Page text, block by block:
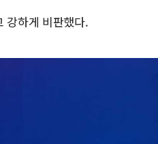
강하게 비판했다.